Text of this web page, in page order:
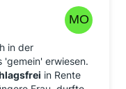
in der
'gemein' erwiesen.
in Rente